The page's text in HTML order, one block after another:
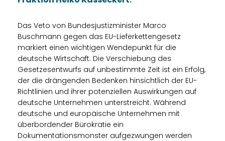
Das Veto von Bundesjustizminister Marco
Buschmann gegen das EU-Lieferkettengesetz
markiert einen wichtigen Wendepunkt für die
deutsche Wirtschaft. Die Verschiebung des
Gesetzesentwurfs auf unbestimmte Zeit ist ein Erfolg,
der die drängenden Bedenken hinsichtlich der EU-
Richtlinien und ihrer potenziellen Auswirkungen auf
deutsche Unternehmen unterstreicht. Während
deutsche und europäische Unternehmen mit
überbordender Bürokratie ein
Dokumentationsmonster aufgezwungen werden